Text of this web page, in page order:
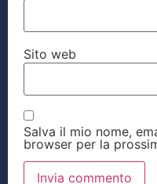
Sito web
Salva il mio nome,
browser per la